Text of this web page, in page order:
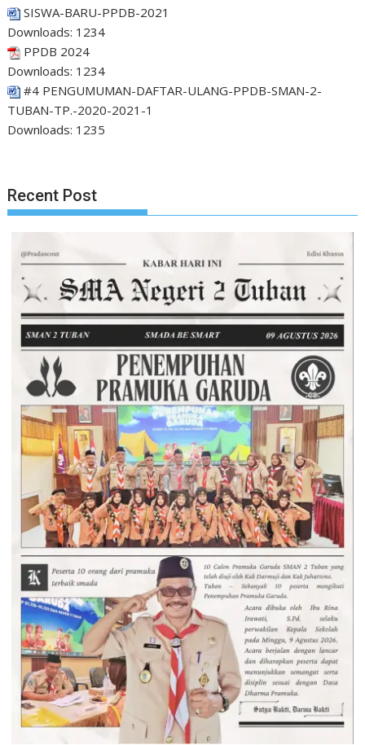
SISWA-BARU-PPDB-2021
Downloads: 1234
PPDB 2024
Downloads: 1234
#4 PENGUMUMAN-DAFTAR-ULANG-PPDB-SMAN-2-
TUBAN-TP.-2020-2021-1
Downloads: 1235
Recent Post